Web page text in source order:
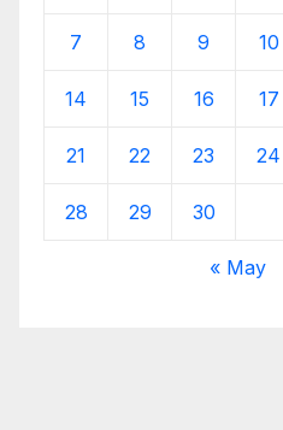
7 8 9 10
14 15 16 17
21 22 23 24
28 29 30
« May